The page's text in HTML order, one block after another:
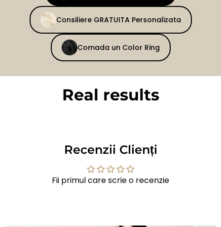
Consiliere GRATUITA Personalizata
Comada un Color Ring
Real results
Recenzii Clienți
Fii primul care scrie o recenzie